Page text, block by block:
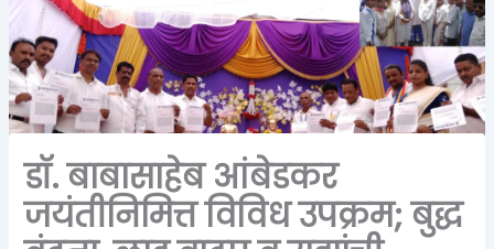
डॉ. बाबासाहेब आंबेडकर
जयंतीनिमित्त विविध उपक्रम; बुद्ध